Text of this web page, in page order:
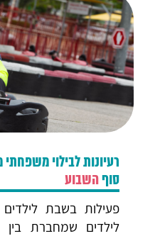
רעיונות לבילוי
סוףהשבוע
פעילות בשבת
לילדים שמחברת בין